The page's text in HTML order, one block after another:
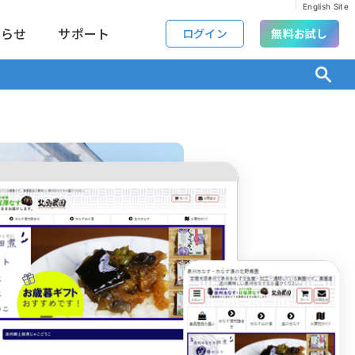
English Site
せ サポート ログイン 無料お試し